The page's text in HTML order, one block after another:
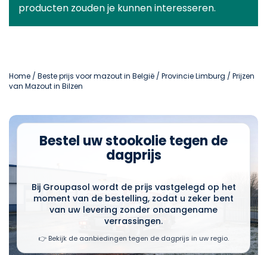
producten zouden je kunnen interesseren.
Home / Beste prijs voor mazout in België / Provincie Limburg / Prijzen
van Mazout in Bilzen
Bestel uw stookolie tegen de
dagprijs
Bij Groupasol wordt de prijs vastgelegd op het
moment van de bestelling, zodat u zeker bent
van uw levering zonder onaangename
verrassingen.
👉 Bekijk de aanbiedingen tegen de dagprijs in uw regio.